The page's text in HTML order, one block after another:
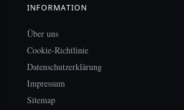
INFORMATION
Über uns
Cookie-Richtlinie
Datenschutzerklärung
Impressum
Sitemap